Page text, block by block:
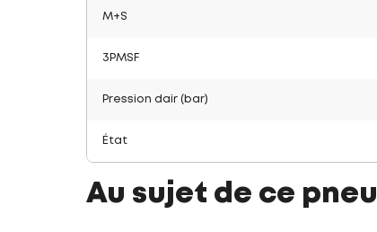
M+S
3PMSF
Pression dair (bar)
État
Au sujet de ce pneu